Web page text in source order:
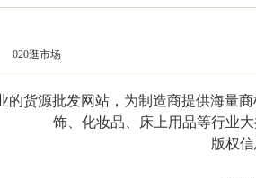
020逛市场
的货源批发网站，为制造商提供海量
饰、化妆品、床上用品等行业
版权信